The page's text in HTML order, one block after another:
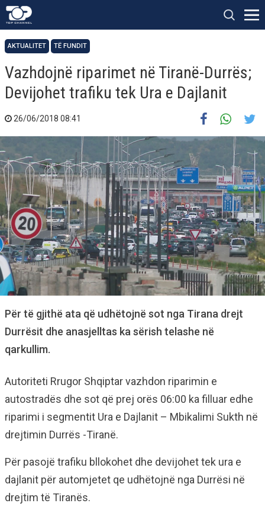
AKTUALITET TË FUNDIT
Vazhdojnë riparimet në Tiranë-Durrës;
Devijohet trafiku tek Ura e Dajlanit
26/06/2018 08:41
Për të gjithë ata që udhëtojnë sot nga Tirana drejt
Durrësit dhe anasjelltas ka sërish telashe në
qarkullim.
Autoriteti Rrugor Shqiptar vazhdon riparimin e
autostradës dhe sot që prej orës 06:00 ka filluar edhe
riparimi i segmentit Ura e Dajlanit – Mbikalimi Sukth në
drejtimin Durrës -Tiranë.
Për pasojë trafiku bllokohet dhe devijohet tek ura e
dajlanit për automjetet qe udhëtojnë nga Durrësi në
drejtim të Tiranës.